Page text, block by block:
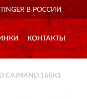
В РОССИИ
КОНТАКТЫ